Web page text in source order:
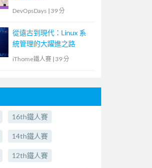
DevOpsDays | 39 分
從遠古到現代：Linux 系
統管理的大躍進之路
iThome鐵人賽 | 39 分
16th鐵人賽
14th鐵人賽
12th鐵人賽